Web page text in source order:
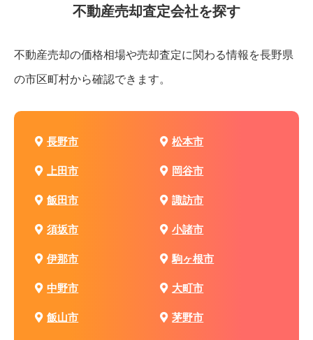
不動産売却査定会社を探す
不動産売却の価格相場や売却査定に関わる情報を長野県
の市区町村から確認できます。
長野市 松本市
上田市 岡谷市
飯田市 諏訪市
須坂市 小諸市
伊那市 駒ヶ根市
中野市 大町市
飯山市 茅野市